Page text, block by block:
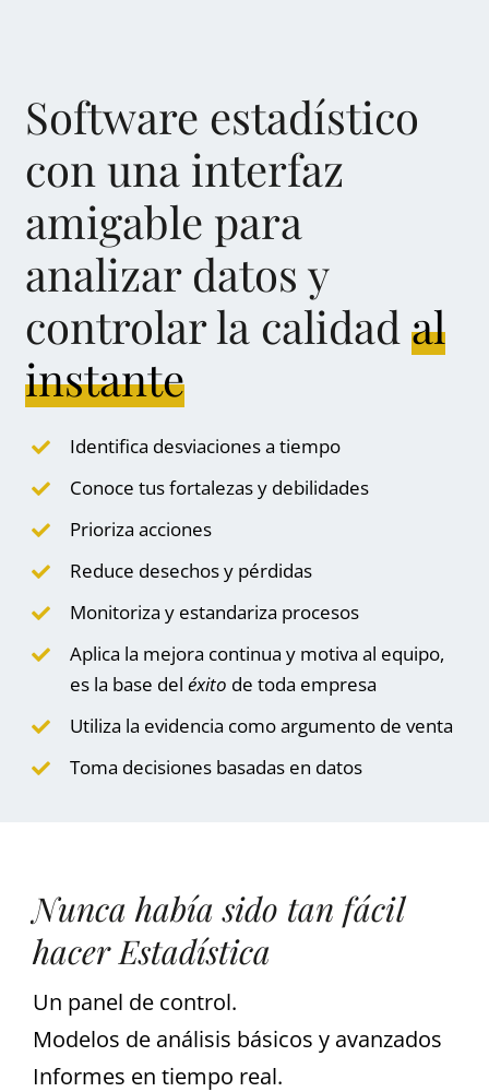
Software estadístico
con una interfaz
amigable para
analizar datos y
controlar la calidad al
instante
Identifica desviaciones a tiempo
Conoce tus fortalezas y debilidades
Prioriza acciones
Reduce desechos y pérdidas
Monitoriza y estandariza procesos
Aplica la mejora continua y motiva al equipo,
es la base del éxito de toda empresa
Utiliza la evidencia como argumento de venta
Toma decisiones basadas en datos
Nunca había sido tan fácil
hacer Estadística
Un panel de control.
Modelos de análisis básicos y avanzados
Informes en tiempo real.